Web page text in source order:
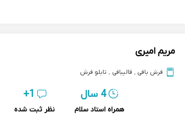
مریم امیری
فرش بافی , قالیبافی , تابلو فرش
4 سال
همراه استاد سلام
1+
نظر ثبت شده